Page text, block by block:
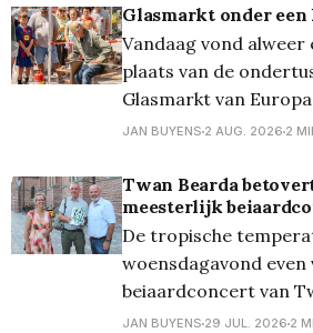
werpen op de
van de Stad. Daar kan je tot en met
zondag 30 augustus
Glasmarkt onder
Vandaag vond alweer
plaats van de
Glasmarkt van
stadscentrum
de zon schitterde al
geweldig! Meer dan 90 kramen lieten je
kennismaken met
van glas-
JAN BUYENS 2 AUG. 2026 2
Twan Bearda
meesterlijk
De tropische
woensdagavond
beiaardconcert van
Kerkplein. De
JAN BUYENS 29 JUL. 2026 2